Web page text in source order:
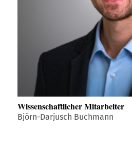
Wissenschaftlicher Mitarbeiter
Björn-Darjusch Buchmann